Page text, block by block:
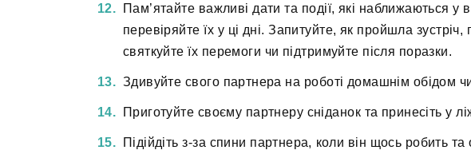
Пам’ятайте важливі дати та події, які наближаються у
перевіряйте їх у ці дні. Запитуйте, як пройшла зустріч,
святкуйте їх перемоги чи підтримуйте після поразки.
Здивуйте свого партнера на роботі домашнім обідом
Приготуйте своєму партнеру сніданок та принесіть у
Підійдіть з-за спини партнера, коли він щось робить та